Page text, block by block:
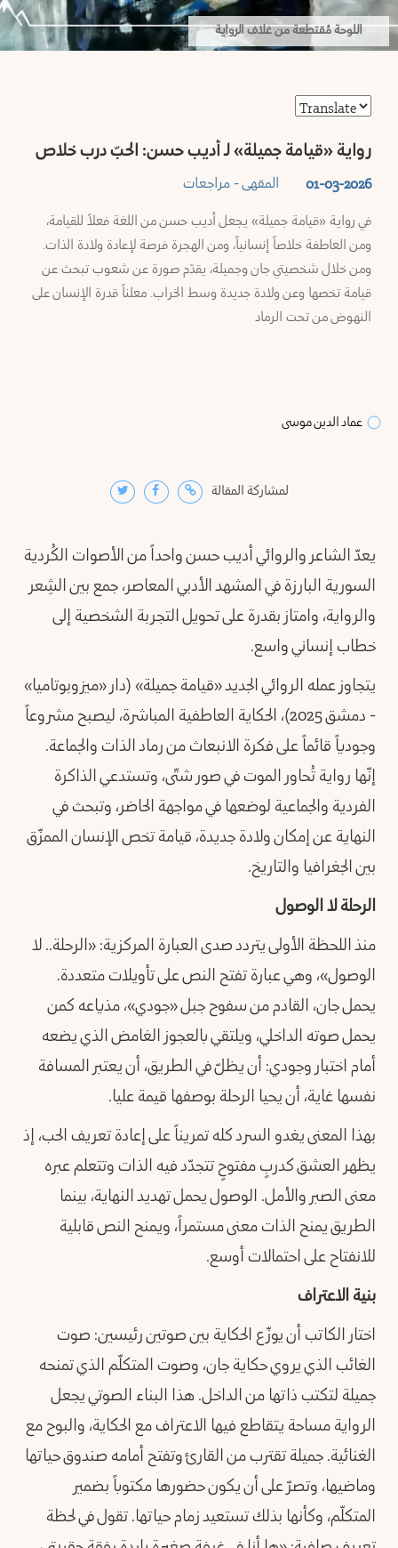
وموارد
ملفاتنا
ميديا
المستشارة
البريدية
تَواصُل
اللوحة مُقتطعة من غلاف الرواية
رواية «قيامة جميلة» لـ أديب حسن: الحبّ درب خلاص
المقهى - مراجعات 01-03-2026
في رواية «قيامة جميلة» يجعل أديب حسن من اللغة فعلاً للقيامة،
ومن العاطفة خلاصاً إنسانياً، ومن الهجرة فرصة لإعادة ولادة الذات.
ومن خلال شخصيتي جان وجميلة، يقدّم صورة عن شعوب تبحث عن
قيامة تخصها وعن ولادة جديدة وسط الخراب. معلناً قدرة الإنسان على
النهوض من تحت الرماد
عماد الدين موسى
لمشاركة المقالة
يعدّ الشاعر والروائي أديب حسن واحداً من الأصوات الكُردية
السورية البارزة في المشهد الأدبي المعاصر، جمع بين الشِعر
والرواية، وامتاز بقدرة على تحويل التجربة الشخصية إلى
خطاب إنساني واسع.
يتجاوز عمله الروائي الجديد «قيامة جميلة» (دار «ميزوبوتاميا»
- دمشق 2025)، الحكاية العاطفية المباشرة، ليصبح مشروعاً
وجودياً قائماً على فكرة الانبعاث من رماد الذات والجماعة.
إنّها رواية تُحاور الموت في صور شتّى، وتستدعي الذاكرة
الفردية والجماعية لوضعها في مواجهة الحاضر، وتبحث في
النهاية عن إمكان ولادة جديدة، قيامة تخص الإنسان الممزّق
بين الجغرافيا والتاريخ.
الرحلة لا الوصول
منذ اللحظة الأولى يتردد صدى العبارة المركزية: «الرحلة.. لا
الوصول»، وهي عبارة تفتح النص على تأويلات متعددة.
يحمل جان، القادم من سفوح جبل «جودي»، مذياعه كمن
يحمل صوته الداخلي، ويلتقي بالعجوز الغامض الذي يضعه
أمام اختبار وجودي: أن يظلّ في الطريق، أن يعتبر المسافة
نفسها غاية، أن يحيا الرحلة بوصفها قيمة عليا.
بهذا المعنى يغدو السرد كله تمريناً على إعادة تعريف الحب، إذ
يظهر العشق كدربٍ مفتوحٍ تتجدّد فيه الذات وتتعلم عبره
معنى الصبر والأمل. الوصول يحمل تهديد النهاية، بينما
الطريق يمنح الذات معنى مستمراً، ويمنح النص قابلية
للانفتاح على احتمالات أوسع.
بنية الاعتراف
اختار الكاتب أن يوزّع الحكاية بين صوتين رئيسين: صوت
الغائب الذي يروي حكاية جان، وصوت المتكلّم الذي تمنحه
جميلة لتكتب ذاتها من الداخل. هذا البناء الصوتي يجعل
الرواية مساحة يتقاطع فيها الاعتراف مع الحكاية، والبوح مع
الغنائية. جميلة تقترب من القارئ وتفتح أمامه صندوق حياتها
وماضيها، وتصرّ على أن يكون حضورها مكتوباً بضمير
المتكلّم، وكأنها بذلك تستعيد زمام حياتها. تقول في لحظة